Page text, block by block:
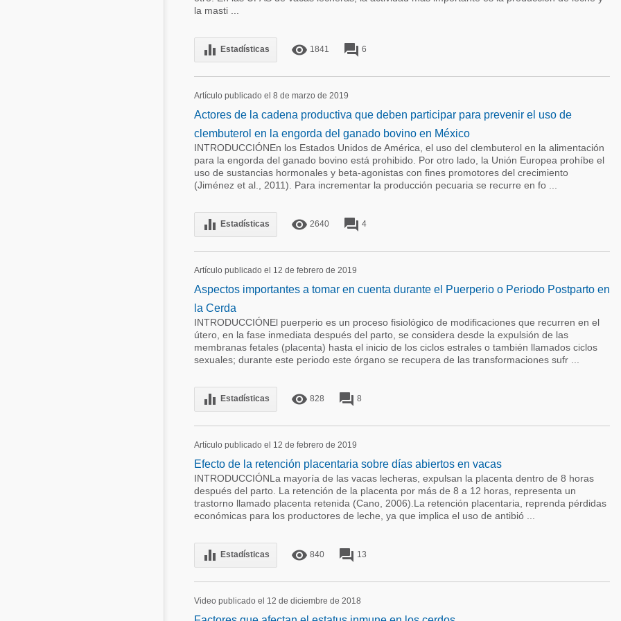
la masti ...
equalizer Estadísticas remove_red_eye 1841 forum 6
Artículo publicado el 8 de marzo de 2019
Actores de la cadena productiva que deben participar para prevenir el uso de
clembuterol en la engorda del ganado bovino en México
INTRODUCCIÓNEn los Estados Unidos de América, el uso del clembuterol en la alimentación
para la engorda del ganado bovino está prohibido. Por otro lado, la Unión Europea prohíbe el
uso de sustancias hormonales y beta-agonistas con fines promotores del crecimiento
(Jiménez et al., 2011). Para incrementar la producción pecuaria se recurre en fo ...
equalizer Estadísticas remove_red_eye 2640 forum 4
Artículo publicado el 12 de febrero de 2019
Aspectos importantes a tomar en cuenta durante el Puerperio o Periodo Postparto en
la Cerda
INTRODUCCIÓNEl puerperio es un proceso fisiológico de modificaciones que recurren en el
útero, en la fase inmediata después del parto, se considera desde la expulsión de las
membranas fetales (placenta) hasta el inicio de los ciclos estrales o también llamados ciclos
sexuales; durante este periodo este órgano se recupera de las transformaciones sufr ...
equalizer Estadísticas remove_red_eye 828 forum 8
Artículo publicado el 12 de febrero de 2019
Efecto de la retención placentaria sobre días abiertos en vacas
INTRODUCCIÓNLa mayoría de las vacas lecheras, expulsan la placenta dentro de 8 horas
después del parto. La retención de la placenta por más de 8 a 12 horas, representa un
trastorno llamado placenta retenida (Cano, 2006).La retención placentaria, reprenda pérdidas
económicas para los productores de leche, ya que implica el uso de antibió ...
equalizer Estadísticas remove_red_eye 840 forum 13
Video publicado el 12 de diciembre de 2018